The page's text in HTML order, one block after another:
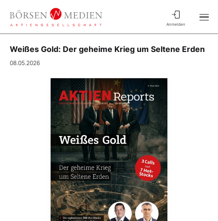
Anmelden
Weißes Gold: Der geheime Krieg um Seltene Erden
08.05.2026